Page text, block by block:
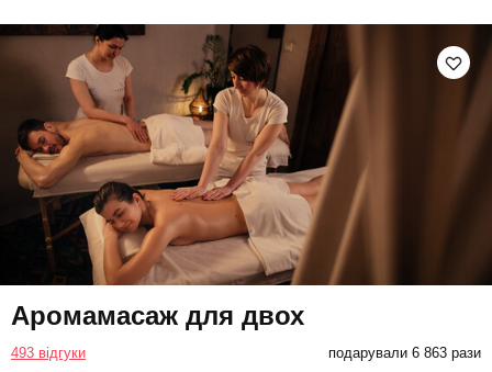
Аромамасаж для двох
493 відгуки подарували 6 863 рази